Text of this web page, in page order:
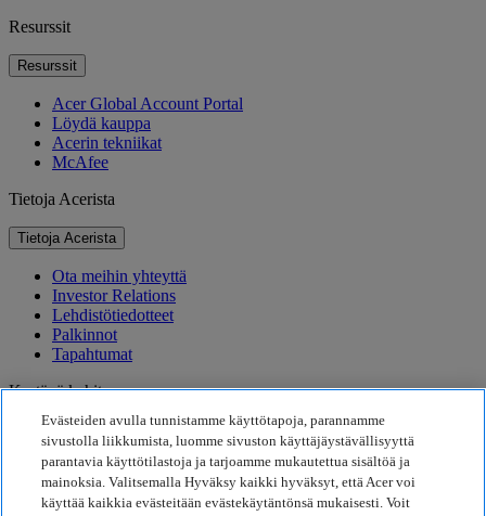
Resurssit
Resurssit
Acer Global Account Portal
Löydä kauppa
Acerin tekniikat
McAfee
Tietoja Acerista
Tietoja Acerista
Ota meihin yhteyttä
Investor Relations
Lehdistötiedotteet
Palkinnot
Tapahtumat
Kestävä kehitys
Kestävä kehitys
Yhteiskuntavastuu
Tuotteen hiilijalanjälki
Project Humanity
Evästeiden avulla tunnistamme käyttötapoja, parannamme
sivustolla liikkumista, luomme sivuston käyttäjäystävällisyyttä
parantavia käyttötilastoja ja tarjoamme mukautettua sisältöä ja
mainoksia. Valitsemalla Hyväksy kaikki hyväksyt, että Acer voi
käyttää kaikkia evästeitään evästekäytäntönsä mukaisesti. Voit